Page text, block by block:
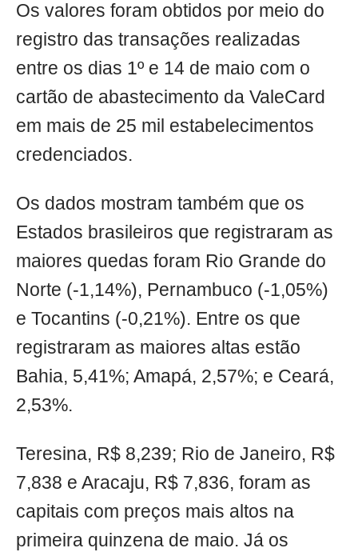
Os valores foram obtidos por meio do
registro das transações realizadas
entre os dias 1º e 14 de maio com o
cartão de abastecimento da ValeCard
em mais de 25 mil estabelecimentos
credenciados.
Os dados mostram também que os
Estados brasileiros que registraram as
maiores quedas foram Rio Grande do
Norte (-1,14%), Pernambuco (-1,05%)
e Tocantins (-0,21%). Entre os que
registraram as maiores altas estão
Bahia, 5,41%; Amapá, 2,57%; e Ceará,
2,53%.
Teresina, R$ 8,239; Rio de Janeiro, R$
7,838 e Aracaju, R$ 7,836, foram as
capitais com preços mais altos na
primeira quinzena de maio. Já os